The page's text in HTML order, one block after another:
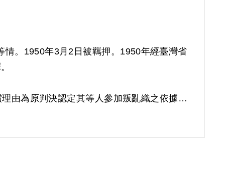
。1950年3月2日被羈押。1950年經臺灣省
由為原判決認定其等人參加叛亂織之依據，
據。